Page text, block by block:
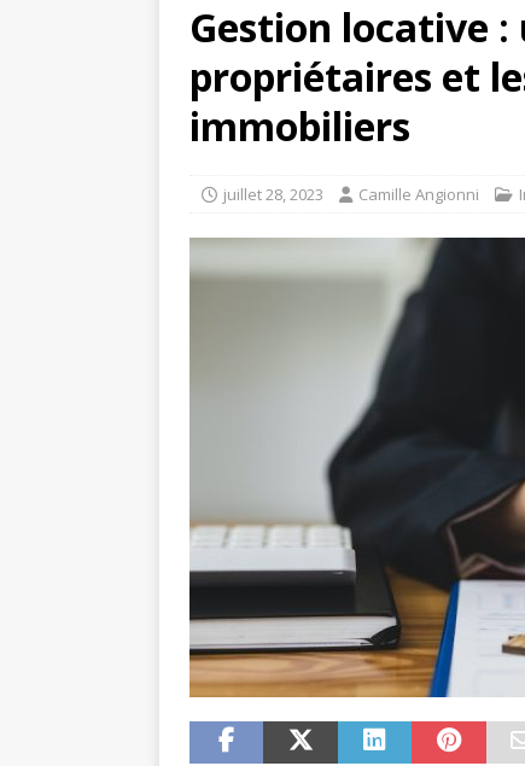
Gestion locative
propriétaires et
immobiliers
juillet 28, 2023 Camille Angionni